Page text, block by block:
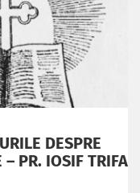
DESPRE
PR. IOSIF TRIFA